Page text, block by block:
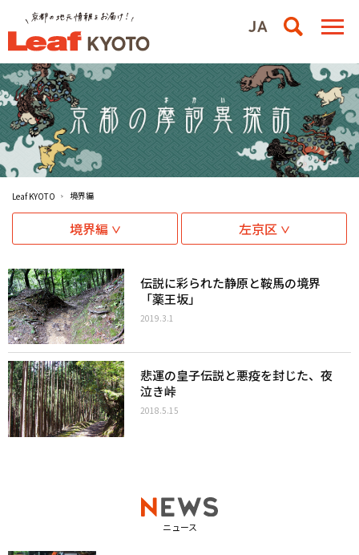
Leaf KYOTO 境界編
境界編 左京区
伝説に彩られた静原と鞍馬の境界
「薬王坂」
2019.3.1
悲運の皇子伝説と悪疫を封じた、夜
泣き峠
2018.5.15
ニュース